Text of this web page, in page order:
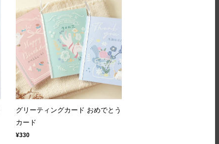
グリーティングカード おめでとう
カード
¥330